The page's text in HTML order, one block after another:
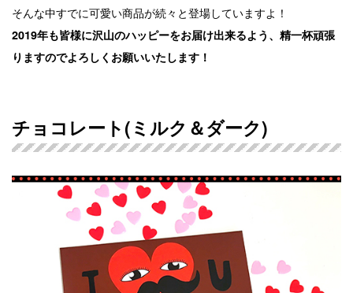
そんな中すでに可愛い商品が続々と登場していますよ！
2019年も皆様に沢山のハッピーをお届け出来るよう、精一杯頑張
りますのでよろしくお願いいたします！
チョコレート(ミルク＆ダーク)